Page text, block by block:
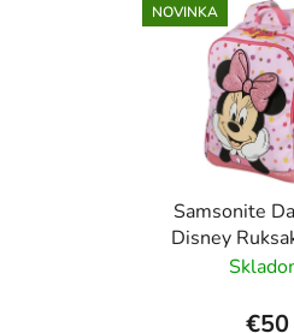
NOVINKA
Samsonite
Disney
Flower
€50